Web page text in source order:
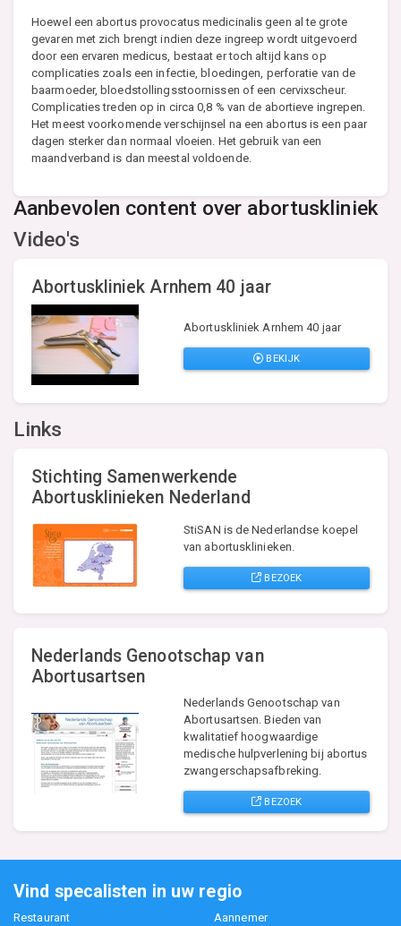
Hoewel een abortus provocatus medicinalis geen al te grote
gevaren met zich brengt indien deze ingreep wordt uitgevoerd
door een ervaren medicus, bestaat er toch altijd kans op
complicaties zoals een infectie, bloedingen, perforatie van de
baarmoeder, bloedstollingsstoornissen of een cervixscheur.
Complicaties treden op in circa 0,8 % van de abortieve ingrepen.
Het meest voorkomende verschijnsel na een abortus is een paar
dagen sterker dan normaal vloeien. Het gebruik van een
maandverband is dan meestal voldoende.
Aanbevolen content over abortuskliniek
Video's
Abortuskliniek Arnhem 40 jaar
Abortuskliniek Arnhem 40 jaar
BEKIJK
Links
Stichting Samenwerkende
Abortusklinieken Nederland
StiSAN is de Nederlandse koepel
van abortusklinieken.
BEZOEK
Nederlands Genootschap van
Abortusartsen
Nederlands Genootschap van
Abortusartsen. Bieden van
kwalitatief hoogwaardige
medische hulpverlening bij abortus
zwangerschapsafbreking.
BEZOEK
Vind specalisten in uw regio
Restaurant Aannemer